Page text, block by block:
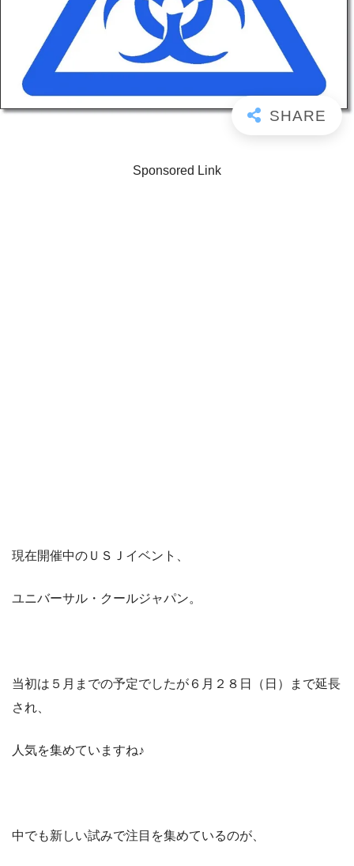
Sponsored Link
現在開催中のＵＳＪイベント、
ユニバーサル・クールジャパン。
当初は５月までの予定でしたが６月２８日（日）まで延長
され、
人気を集めていますね♪
中でも新しい試みで注目を集めているのが、